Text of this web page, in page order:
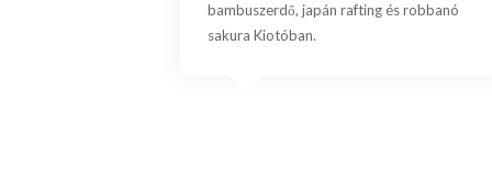
bambuszerdő, japán rafting és robbanó
sakura Kiotóban.